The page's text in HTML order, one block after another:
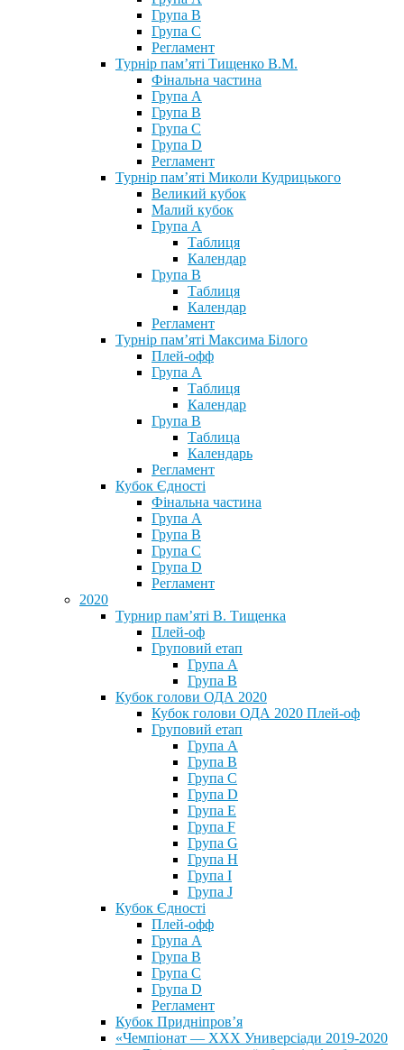
Група В
Група С
Регламент
Турнір пам’яті Тищенко В.М.
Фінальна частина
Група А
Група В
Група С
Група D
Регламент
Турнір пам’яті Миколи Кудрицького
Великий кубок
Малий кубок
Група А
Таблиця
Календар
Група В
Таблиця
Календар
Регламент
Турнір пам’яті Максима Білого
Плей-офф
Група А
Таблиця
Календар
Група В
Таблица
Календарь
Регламент
Кубок Єдності
Фінальна частина
Група А
Група В
Група С
Група D
Регламент
2020
Турнир пам’яті В. Тищенка
Плей-оф
Груповий етап
Група А
Група В
Кубок голови ОДА 2020
Кубок голови ОДА 2020 Плей-оф
Груповий етап
Група A
Група B
Група C
Група D
Група E
Група F
Група G
Група H
Група I
Група J
Кубок Єдності
Плей-офф
Група А
Група В
Група С
Група D
Регламент
Кубок Придніпров’я
«Чемпіонат — ХХХ Универсіади 2019-2020